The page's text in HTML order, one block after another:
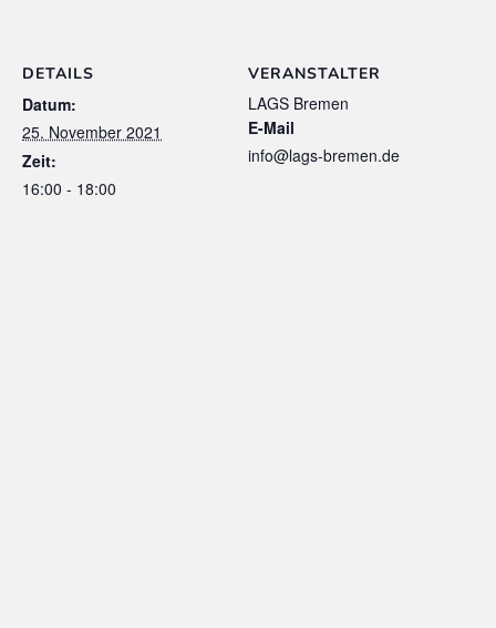
DETAILS
Datum:
25. November 2021
Zeit:
16:00 - 18:00
VERANSTALTER
LAGS Bremen
E-Mail
info@lags-bremen.de